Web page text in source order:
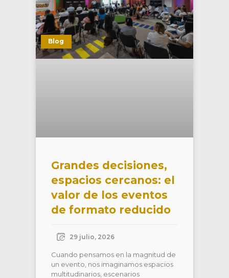
Blog
Grandes decisiones,
espacios cercanos: el
valor de los eventos
de formato reducido
29 julio, 2026
Cuando pensamos en la magnitud de
un evento, nos imaginamos espacios
multitudinarios, escenarios